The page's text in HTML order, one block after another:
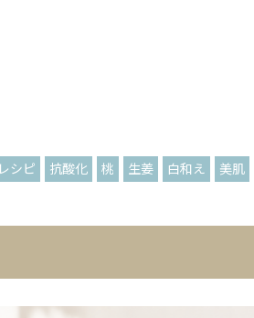
シピ 抗酸化 桃 生姜 白和え 美肌